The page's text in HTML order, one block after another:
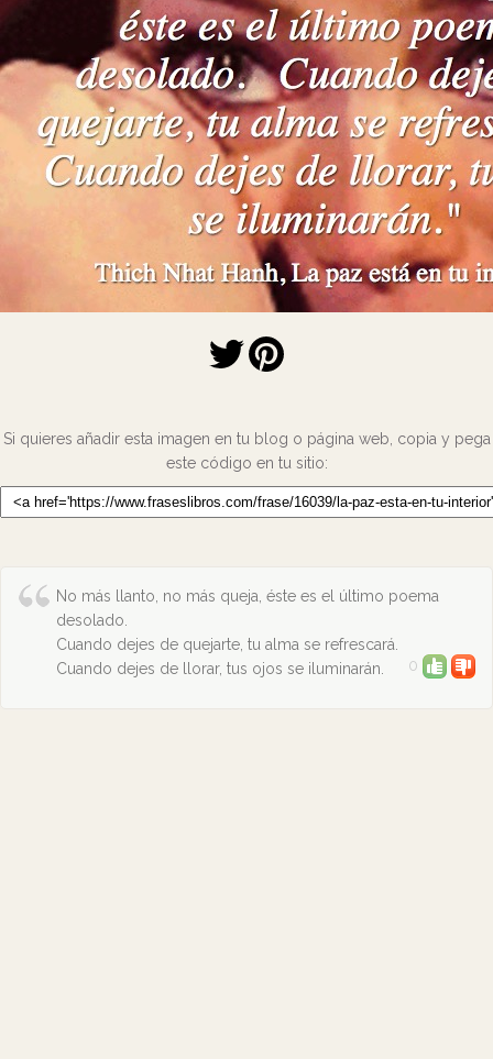
Si quieres añadir esta imagen en tu blog o página web, copia y pega
este código en tu sitio:
No más llanto, no más queja, éste es el último poema
desolado.
Cuando dejes de quejarte, tu alma se refrescará.
Cuando dejes de llorar, tus ojos se iluminarán.
0